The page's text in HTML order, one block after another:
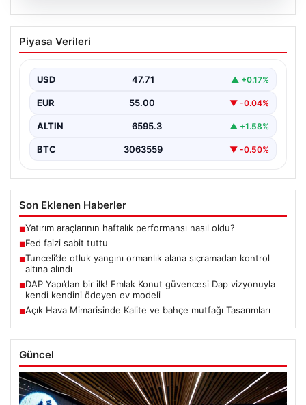
06.08.2026
Fed faizi sabit tuttu
Piyasa Verileri
USD 47.71 ▲ +0.17%
EUR 55.00 ▼ -0.04%
ALTIN 6595.3 ▲ +1.58%
BTC 3063559 ▼ -0.50%
Son Eklenen Haberler
■Yatırım araçlarının haftalık performansı nasıl oldu?
■Fed faizi sabit tuttu
■Tunceli’de otluk yangını ormanlık alana sıçramadan kontrol
altına alındı
■DAP Yapı’dan bir ilk! Emlak Konut güvencesi Dap vizyonuyla
kendi kendini ödeyen ev modeli
■Açık Hava Mimarisinde Kalite ve bahçe mutfağı Tasarımları
Güncel